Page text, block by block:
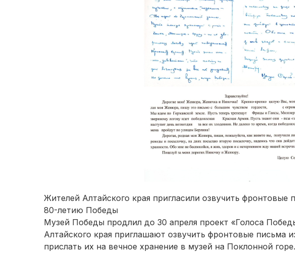
Жителей Алтайского края пригласили озвучить фронтовые
80-летию Победы
Музей Победы продлил до 30 апреля проект «Голоса
Алтайского края приглашают озвучить фронтовые письма
прислать их на вечное хранение в музей на Поклонной